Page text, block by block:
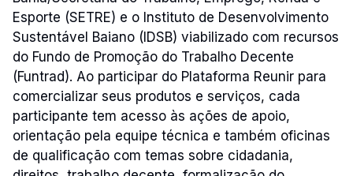
Esporte (SETRE) e o Instituto de Desenvolvimento
Sustentável Baiano (IDSB) viabilizado com recursos
do Fundo de Promoção do Trabalho Decente
(Funtrad). Ao participar do Plataforma Reunir para
comercializar seus produtos e serviços, cada
participante tem acesso às ações de apoio,
orientação pela equipe técnica e também oficinas
de qualificação com temas sobre cidadania,